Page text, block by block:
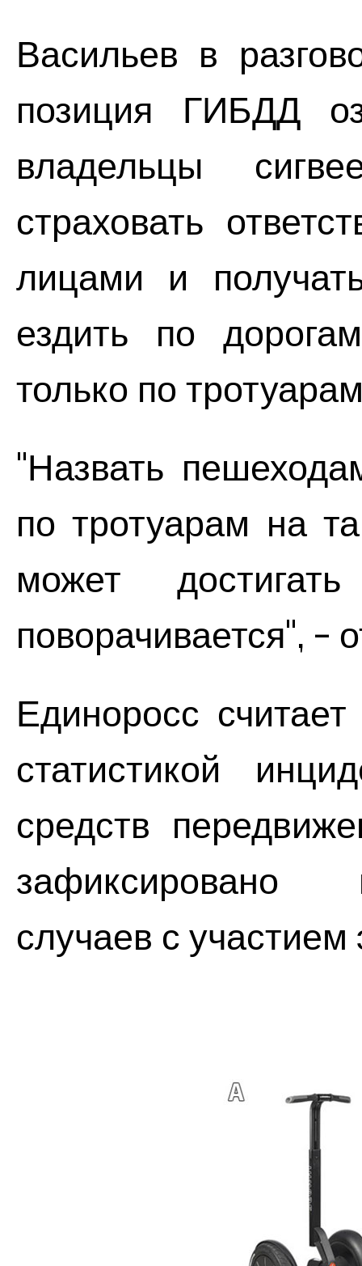
Васильев в
позиция ГИБДД
владельцы
страховать
лицами и
ездить по
только по
"Назвать
по тротуарам на
может
поворачивается", -
Единоросс
статистикой
средств
зафиксировано
случаев с участием